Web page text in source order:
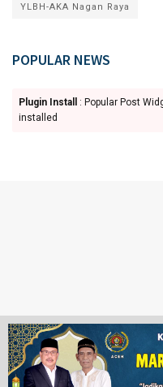
YLBH-AKA Nagan Raya
POPULAR NEWS
Plugin Install
: Popular Post
installed
Ketentuan Penggunaan